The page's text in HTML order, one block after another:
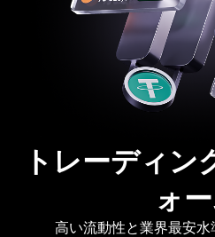
トレーディン
ォ
高い流動性と業界最安